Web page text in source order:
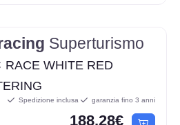
Superturismo
RACE WHITE RED
Spedizione inclusa garanzia fino 3 anni
188,28€